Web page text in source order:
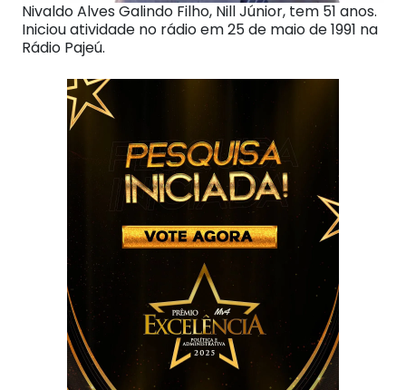
Nivaldo Alves Galindo Filho, Nill Júnior, tem 51 anos.
Iniciou atividade no rádio em 25 de maio de 1991 na
Rádio Pajeú.